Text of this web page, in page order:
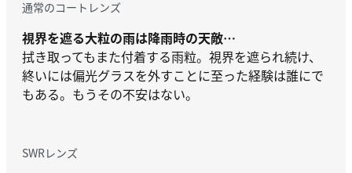
通常のコートレンズ
視界を遮る大粒の雨は降雨時の天敵…
拭き取ってもまた付着する雨粒。視界を遮られ続け、
終いには偏光グラスを外すことに至った経験は誰にで
もある。もうその不安はない。
SWRレンズ